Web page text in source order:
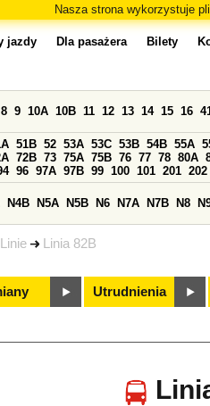
Nasza strona wykorzystuje
Linie Linia 82B
jazdy Dla pasażera Bilety
8 9 10A 10B 11 12 13 14 15 16
51B 52 53A 53C 53B 54B 55A
72B 73 75A 75B 76 77 78 80A
96 97A 97B 99 100 101 201 202
N4B N5A N5B N6 N7A N7B N8
Utrudnienia